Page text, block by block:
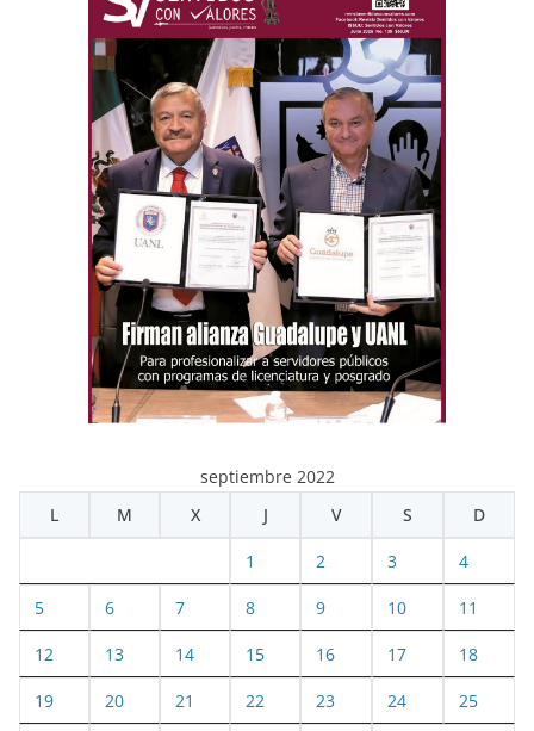
septiembre 2022
L
M X J V S D
1 2 3 4
5 6 7 8 9 10 11
12 13 14 15 16 17 18
19 20 21 22 23 24 25